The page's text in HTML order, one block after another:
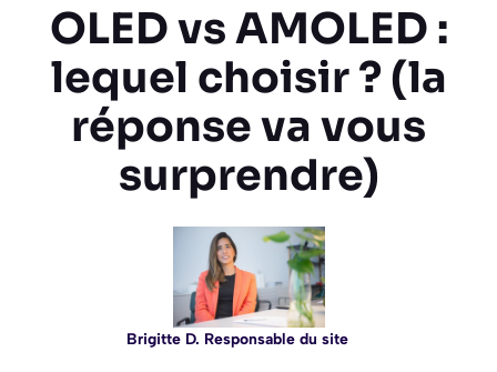
OLED vs AMOLED :
lequel choisir ? (la
réponse va vous
surprendre)
Brigitte D. Responsable du site